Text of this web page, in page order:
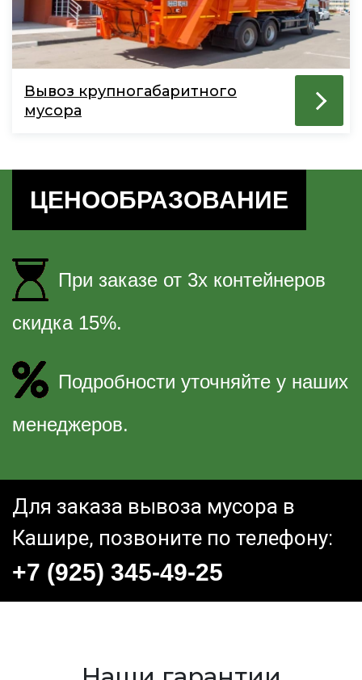
Вывоз крупногабаритного
мусора
ЦЕНООБРАЗОВАНИЕ
При заказе от 3х контейнеров
скидка 15%.
Подробности уточняйте у наших
менеджеров.
Для заказа вывоза мусора в
Кашире, позвоните по телефону:
+7 (925) 345-49-25